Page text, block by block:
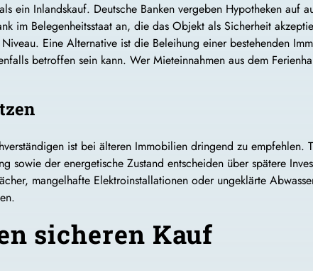
ein Inlandskauf. Deutsche Banken vergeben Hypotheken auf
im Belegenheitsstaat an, die das Objekt als Sicherheit
Eine Alternative ist die Beleihung einer bestehenden
betroffen sein kann. Wer Mieteinnahmen aus dem
ist bei älteren Immobilien dringend zu empfehlen.
sowie der energetische Zustand entscheiden über spätere
mangelhafte Elektroinstallationen oder ungeklärte
sicheren Kauf